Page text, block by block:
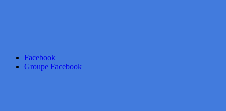
Facebook
Groupe Facebook